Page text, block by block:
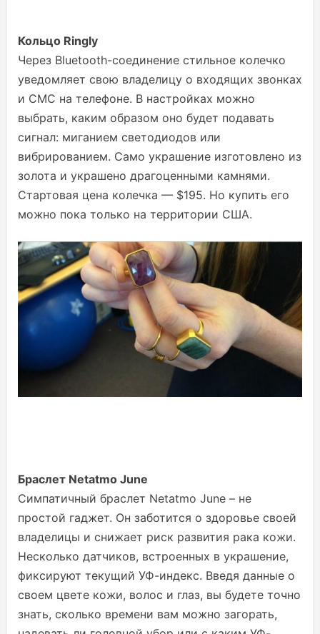
Кольцо Ringly
Через Bluetooth-соединение стильное колечко
уведомляет свою владелицу о входящих звонках
и СМС на телефоне. В настройках можно
выбрать, каким образом оно будет подавать
сигнал: миганием светодиодов или
вибрированием. Само украшение изготовлено из
золота и украшено драгоценными камнями.
Стартовая цена колечка — $195. Но купить его
можно пока только на территории США.
Браслет Netatmo June
Симпатичный браслет Netatmo June – не
простой гаджет. Он заботится о здоровье своей
владелицы и снижает риск развития рака кожи.
Несколько датчиков, встроенных в украшение,
фиксируют текущий УФ-индекс. Введя данные о
своем цвете кожи, волос и глаз, вы будете точно
знать, сколько времени вам можно загорать,